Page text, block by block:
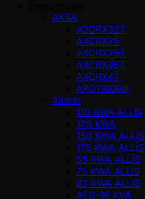
AKSA
A3CRX32T
A4CRX25
A4CRX25T
A4CRX46T
A4CRX47
APD1100BD
Alimar
110 KWA ALLİS
125 KWA
150 KWA ALLİS
175 KWA ALLİS
55 KWA ALLİS
75 KWA ALLİS
82 KWA ALLİS
AEG-16 KVA